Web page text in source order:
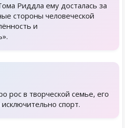
Риддла ему досталась за
стороны человеческой
и
рос в творческой семье, его
спорт.